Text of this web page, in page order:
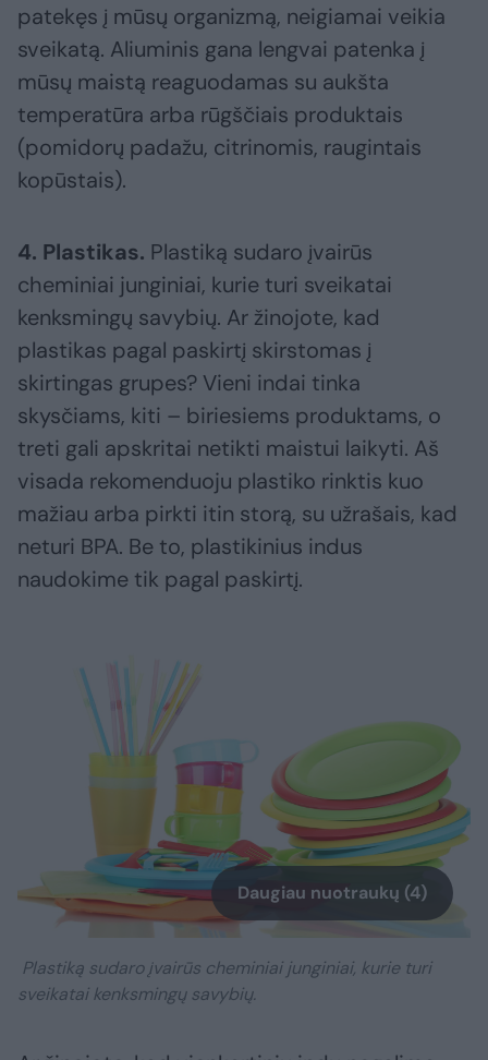
patekęs į mūsų organizmą, neigiamai veikia
sveikatą. Aliuminis gana lengvai patenka į
mūsų maistą reaguodamas su aukšta
temperatūra arba rūgščiais produktais
(pomidorų padažu, citrinomis, raugintais
kopūstais).
4. Plastikas. Plastiką sudaro įvairūs
cheminiai junginiai, kurie turi sveikatai
kenksmingų savybių. Ar žinojote, kad
plastikas pagal paskirtį skirstomas į
skirtingas grupes? Vieni indai tinka
skysčiams, kiti – biriesiems produktams, o
treti gali apskritai netikti maistui laikyti. Aš
visada rekomenduoju plastiko rinktis kuo
mažiau arba pirkti itin storą, su užrašais, kad
neturi BPA. Be to, plastikinius indus
naudokime tik pagal paskirtį.
Daugiau nuotraukų (4)
Plastiką sudaro įvairūs cheminiai junginiai, kurie turi
sveikatai kenksmingų savybių.